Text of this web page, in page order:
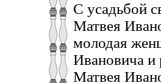
С усадьбой
Матвея
молодая
Ивановича и
Матвея